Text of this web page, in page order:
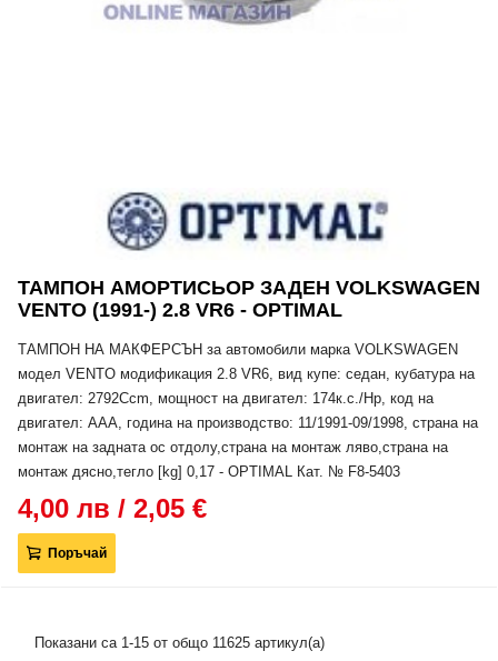
ТАМПОН АМОРТИСЬОР ЗАДЕН VOLKSWAGEN
VENTO (1991-) 2.8 VR6 - OPTIMAL
ТАМПОН НА МАКФЕРСЪН за автомобили марка VOLKSWAGEN
модел VENTO модификация 2.8 VR6, вид купе: седан, кубатура на
двигател: 2792Ccm, мощност на двигател: 174к.с./Hp, код на
двигател: AAA, година на производство: 11/1991-09/1998, страна на
монтаж на задната ос отдолу,страна на монтаж ляво,страна на
монтаж дясно,тегло [kg] 0,17 - OPTIMAL Кат. № F8-5403
4,00 лв / 2,05 €
Поръчай
Показани са 1-15 от общо 11625 артикул(а)